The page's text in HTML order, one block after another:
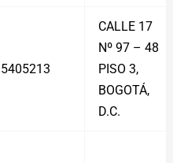
5405213
CALLE 17
Nº 97 – 48
PISO 3,
BOGOTÁ,
D.C.